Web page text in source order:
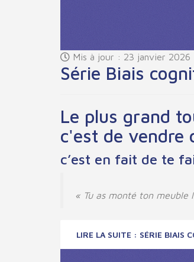
Mis à jour : 23 janvier 2026
Série Biais
Le plus grand
c'est de vendre
c’est en fait de te
« Tu as monté ton meuble
LIRE LA SUITE : SÉRIE BIAIS